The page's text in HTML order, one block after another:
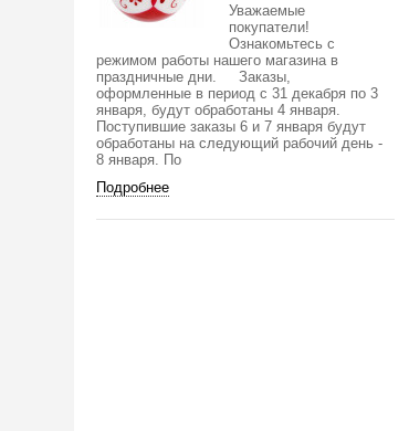
Уважаемые
покупатели!
Ознакомьтесь с
режимом работы нашего магазина в
праздничные дни. Заказы,
оформленные в период с 31 декабря по 3
января, будут обработаны 4 января.
Поступившие заказы 6 и 7 января будут
обработаны на следующий рабочий день -
8 января. По
Подробнее